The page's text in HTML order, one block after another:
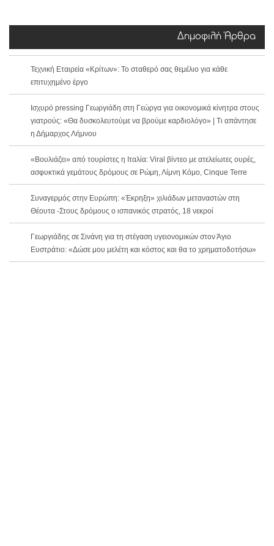
Δημοφιλή Άρθρα
Τεχνική Εταιρεία «Κρίτων»: Το σταθερό σας θεμέλιο για κάθε
επιτυχημένο έργο
Ισχυρό pressing Γεωργιάδη στη Γεώργα για οικονομικά κίνητρα στους
γιατρούς: «Θα δυσκολευτούμε να βρούμε καρδιολόγο» | Τι απάντησε
η Δήμαρχος Λήμνου
«Βουλιάζει» από τουρίστες η Ιταλία: Viral βίντεο με ατελείωτες ουρές,
ασφυκτικά γεμάτους δρόμους σε Ρώμη, Λίμνη Κόμο, Cinque Terre
Συναγερμός στην Ευρώπη: «Έκρηξη» χιλιάδων μεταναστών στη
Θέουτα -Στους δρόμους ο ισπανικός στρατός, 18 νεκροί
Γεωργιάδης σε Σινάνη για τη στέγαση υγειονομικών στον Άγιο
Ευστράτιο: «Δώσε μου μελέτη και κόστος και θα το χρηματοδοτήσω»